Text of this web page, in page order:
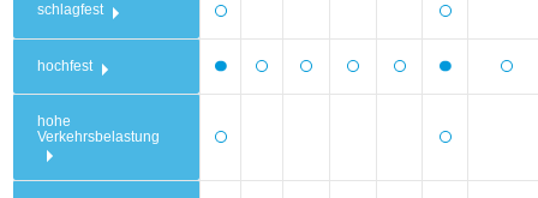
schlagfest
hochfest
hohe
Verkehrsbelastung